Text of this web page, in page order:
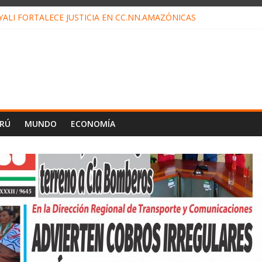
FORTALECE JUSTICIA EN CC.NN.AMAZÓNICAS
MUNDO ECONOMÍA